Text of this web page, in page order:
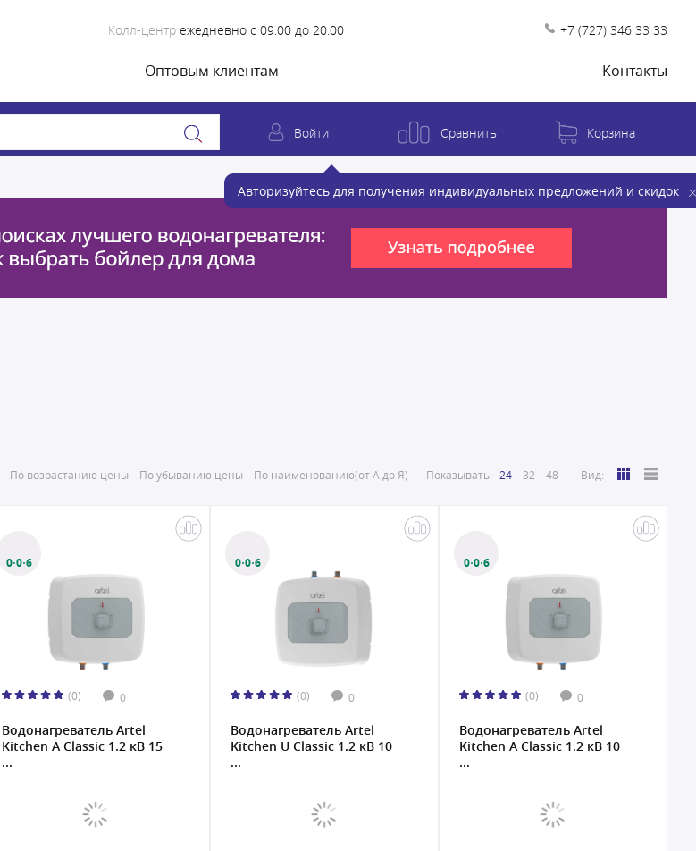
Колл-центр ежедневно с 09:00 до 20:00 +7 (727) 346 33 33
Оптовым клиентам Контакты
Войти
Авторизуйтесь для получения индивидуальных предложений и скидок
Сравнить Корзина
По возрастанию цены По убыванию цены По наименованию(от А до Я) Показывать: 24 32 48 Вид:
0·0·6
(0) 0
Водонагреватель Artel
Kitchen A Classic 1.2 кВ 15
...
0·0·6
(0) 0
Водонагреватель Artel
Kitchen U Classic 1.2 кВ 10
...
0·0·6
(0) 0
Водонагреватель Artel
Kitchen A Classic 1.2 кВ 10
...